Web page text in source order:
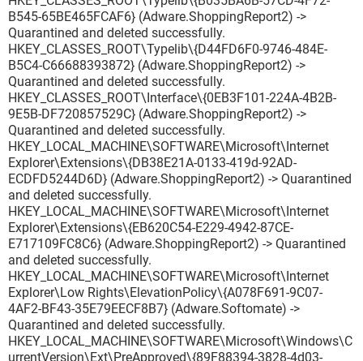
B545-65BE465FCAF6} (Adware.ShoppingReport2) ->
Quarantined and deleted successfully.
HKEY_CLASSES_ROOT\Typelib\{D44FD6F0-9746-484E-
B5C4-C66688393872} (Adware.ShoppingReport2) ->
Quarantined and deleted successfully.
HKEY_CLASSES_ROOT\Interface\{0EB3F101-224A-4B2B-
9E5B-DF720857529C} (Adware.ShoppingReport2) ->
Quarantined and deleted successfully.
HKEY_LOCAL_MACHINE\SOFTWARE\Microsoft\Internet
Explorer\Extensions\{DB38E21A-0133-419d-92AD-
ECDFD5244D6D} (Adware.ShoppingReport2) -> Quarantined
and deleted successfully.
HKEY_LOCAL_MACHINE\SOFTWARE\Microsoft\Internet
Explorer\Extensions\{EB620C54-E229-4942-87CE-
E717109FC8C6} (Adware.ShoppingReport2) -> Quarantined
and deleted successfully.
HKEY_LOCAL_MACHINE\SOFTWARE\Microsoft\Internet
Explorer\Low Rights\ElevationPolicy\{A078F691-9C07-
4AF2-BF43-35E79EECF8B7} (Adware.Softomate) ->
Quarantined and deleted successfully.
HKEY_LOCAL_MACHINE\SOFTWARE\Microsoft\Windows\C
urrentVersion\Ext\PreApproved\{89F88394-3828-4d03-